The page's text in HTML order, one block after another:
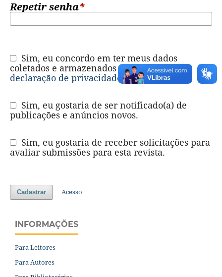
Repetir senha*
coletados e armazenados de acordo com a
declaração de privacidade .
publicações e anúncios novos.
avaliar submissões para esta revista.
Cadastrar Acesso
INFORMAÇÕES
Para Leitores
Para Autores